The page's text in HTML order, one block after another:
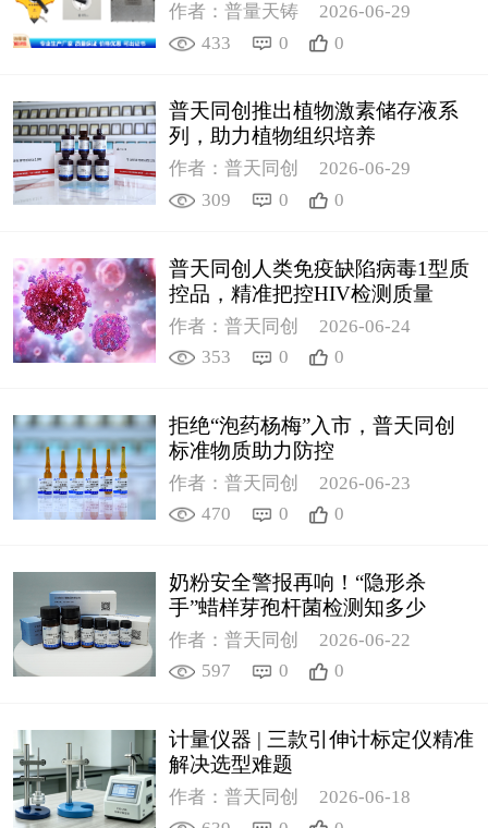
作者：普量天铸
2026-06-29
433
0 0
普天同创推出植物激素储存液系
列，助力植物组织培养
作者：普天同创
2026-06-29
309
0 0
普天同创人类免疫缺陷病毒1型质
控品，精准把控HIV检测质量
作者：普天同创
2026-06-24
353
0 0
拒绝“泡药杨梅”入市，普天同创
标准物质助力防控
作者：普天同创
2026-06-23
470
0 0
奶粉安全警报再响！“隐形杀
手”蜡样芽孢杆菌检测知多少
作者：普天同创
2026-06-22
597
0 0
计量仪器 | 三款引伸计标定仪精准
解决选型难题
作者：普天同创
2026-06-18